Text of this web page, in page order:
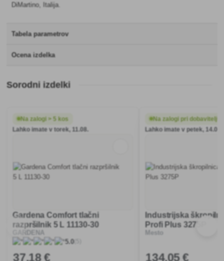
DiMartino, Italija.
Tabela parametrov
Ocena izdelka
Sorodni izdelki
Na zalogi > 5 kos
Lahko imate v torek, 11.08.
Gardena Comfort tlačni
razpršilnik 5 L 11130-30
GARDENA
5.0(5)
37,18 €
Na zalogi pri dobavitelju
Lahko imate v petek, 14.08.
Industrijska
Profi Plus 3275P
Mesto
134,05 €